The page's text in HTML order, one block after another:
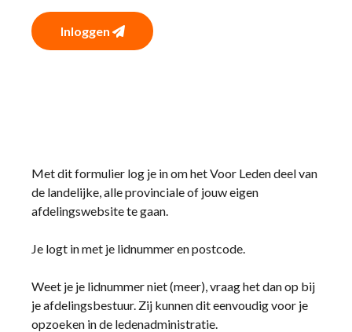
Inloggen
Met dit formulier log je in om het Voor Leden deel van
de landelijke, alle provinciale of jouw eigen
afdelingswebsite te gaan.
Je logt in met je lidnummer en postcode.
Weet je je lidnummer niet (meer), vraag het dan op bij
je afdelingsbestuur. Zij kunnen dit eenvoudig voor je
opzoeken in de ledenadministratie.